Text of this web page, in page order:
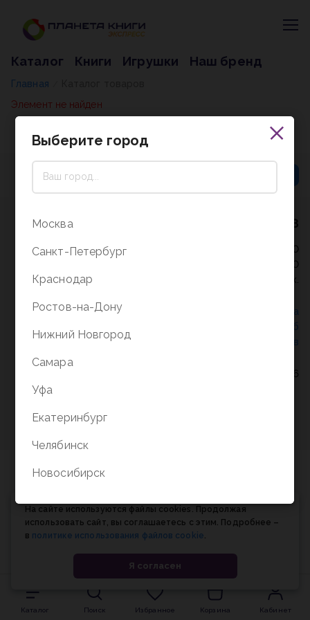
Каталог Книги Игрушки Наш бренд
Главная
Элемент не найден
8 (800) 5000-338
Режим работы - 9:30-20:00
в выходные и праздники - 10:00-19:00
без перерыва и выходных.
Политика конфиденциальности
СОГЛАСИЕ на
Соглашение об
использовании cookie-файлов
© Планета книги, 1998-2026
Каталог Поиск Избранное Корзина Кабинет
На сайте используются файлы cookies. Продолжая
использовать сайт, вы соглашаетесь с этим. Подробнее –
в политике использования файлов cookie.
Я согласен
Выберите город
Москва
Санкт-Петербург
Краснодар
Ростов-на-Дону
Нижний Новгород
Самара
Уфа
Екатеринбург
Челябинск
Новосибирск